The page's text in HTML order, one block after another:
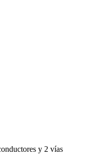
y 2 vías